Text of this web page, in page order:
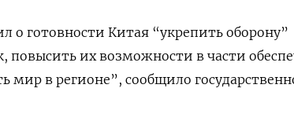
о готовности Китая “укрепить оборону”
повысить их возможности в части
мир в регионе”, сообщило